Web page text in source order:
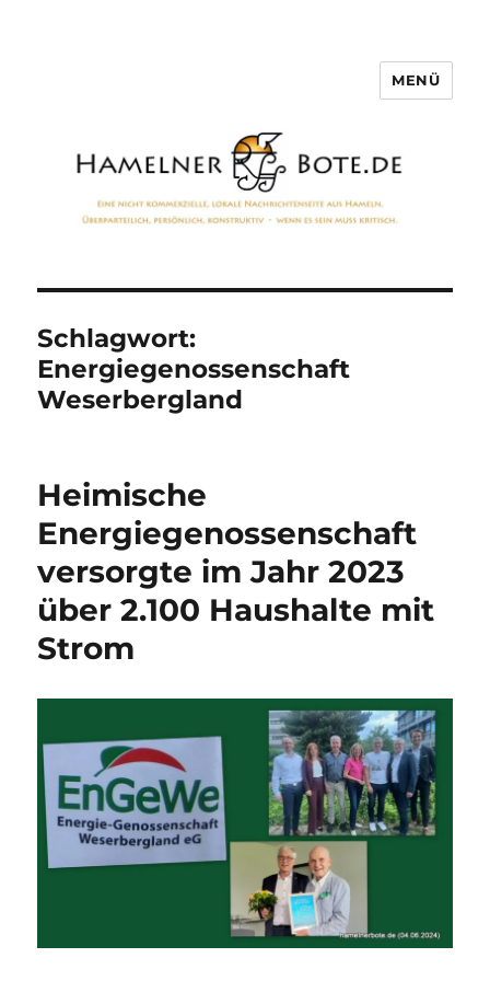
MENÜ
Schlagwort:
Energiegenossenschaft
Weserbergland
Heimische
Energiegenossenschaft
versorgte im Jahr 2023
über 2.100 Haushalte mit
Strom